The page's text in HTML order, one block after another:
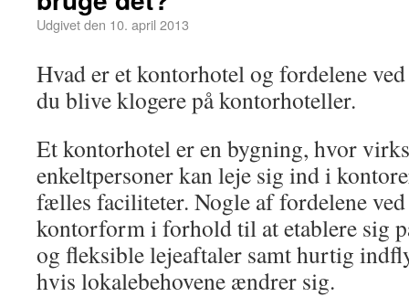
Udgivet den 10. april 2013
Hvad er et kontorhotel og fordelene
du blive klogere på kontorhoteller.
Et kontorhotel er en bygning, hvor
enkeltpersoner kan leje sig ind i
fælles faciliteter. Nogle af fordelene ved
kontorform i forhold til at etablere sig
og fleksible lejeaftaler samt hurtig
hvis lokalebehovene ændrer sig.